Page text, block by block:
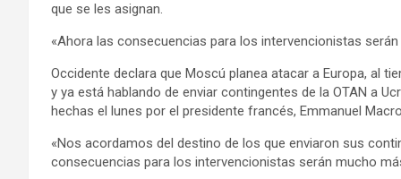
que se les asignan.
«Ahora las consecuencias para los intervencionistas
Occidente declara que Moscú planea atacar a Europa, al
y ya está hablando de enviar contingentes de la OTAN a
hechas el lunes por el presidente francés, Emmanuel
«Nos acordamos del destino de los que enviaron sus
consecuencias para los intervencionistas serán mucho